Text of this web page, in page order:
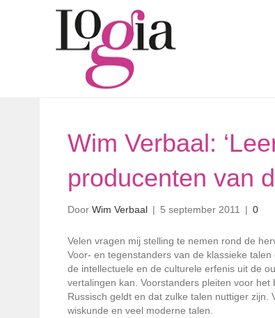
Wim Verbaal:
producenten van
Door Wim Verbaal | 5 september 2011 | 0
Velen vragen mij stelling te nemen rond de
Voor- en tegenstanders van de klassieke
de intellectuele en de culturele erfenis uit de
vertalingen kan. Voorstanders pleiten voor
Russisch geldt en dat zulke talen nuttiger
wiskunde en veel moderne talen.